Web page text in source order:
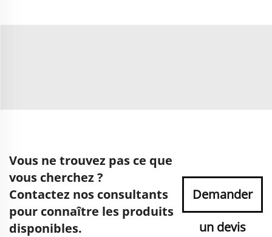
Vous ne trouvez pas ce que
vous cherchez ?
Contactez nos consultants
pour connaître les produits
disponibles.
Demander
un devis